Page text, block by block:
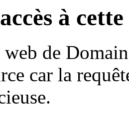
à
de
car la